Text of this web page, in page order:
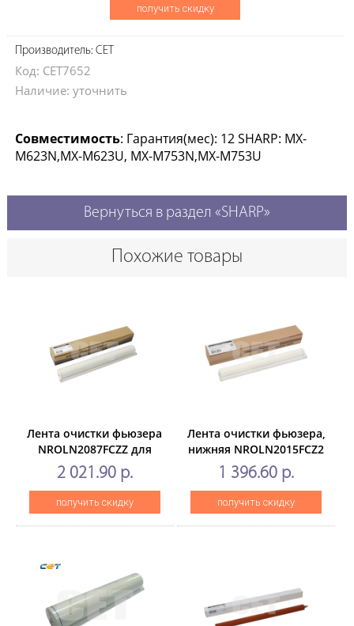
получить скидку
Производитель: CET
Код: CET7652
Наличие: уточнить
Совместимость: Гарантия(мес): 12 SHARP: MX-
M623N,MX-M623U, MX-M753N,MX-M753U
Вернуться в раздел «SHARP»
Похожие товары
Лента очистки фьюзера
NROLN2087FCZZ для
SHARPMX-
M754N/654N/6508 (CET),
CET231002
2 021.90 р.
получить скидку
Лента очистки фьюзера,
нижняя NROLN2015FCZ2
для SHARPMX-
M654N/M754N/M6508/M7508
(CET), CET231005
1 396.60 р.
получить скидку